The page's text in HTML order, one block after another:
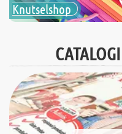
Knutselshop